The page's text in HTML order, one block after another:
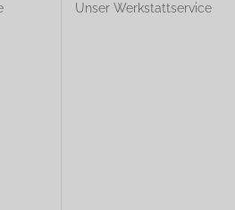
Unser Werkstattservice